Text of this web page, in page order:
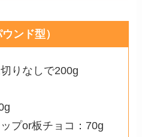
ンド型）
切りなしで200g
プor板チョコ：70g